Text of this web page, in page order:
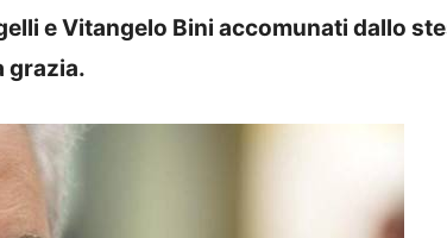
e Vitangelo Bini accomunati dallo
grazia.